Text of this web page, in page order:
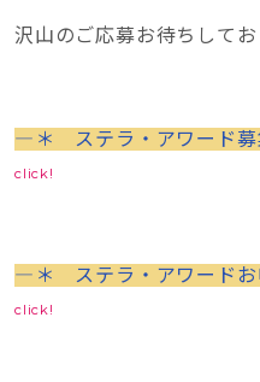
沢山のご応募お待ちしてお
―＊ ステラ・アワード
click!
―＊ ステラ・アワード
click!